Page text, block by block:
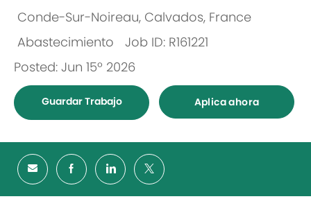
Conde-Sur-Noireau, Calvados, France
Abastecimiento
Job ID: R161221
Posted: Jun 15º 2026
Guardar Trabajo Aplica ahora